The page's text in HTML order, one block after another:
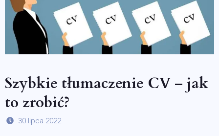
Szybkie tłumaczenie CV – jak
to zrobić?
30 lipca 2022